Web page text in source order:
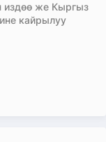
издөө же Кыргыз
кайрылуу